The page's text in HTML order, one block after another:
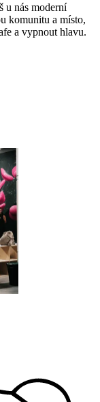
u nás moderní
komunitu a místo,
a vypnout hlavu.